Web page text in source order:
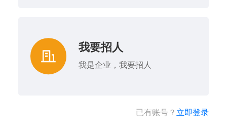
我要招人
我是企业，我要招人
已有账号？ 立即登录